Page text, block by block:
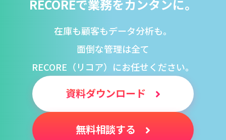
RECOREで業務をカンタンに。
在庫も顧客もデータ分析も。
面倒な管理は全て
RECORE（リコア）にお任せください。
資料ダウンロード
無料相談する